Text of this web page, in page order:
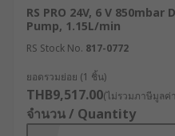
RS PRO 24V, 6 V
Pump, 1.15L/min
RS Stock No. 817-0772
ยอดรวมย่อย (1 ชิ้น)
THB9,517.00(ไม่รวมภาษีมูลค่
จำนวน / Quantity